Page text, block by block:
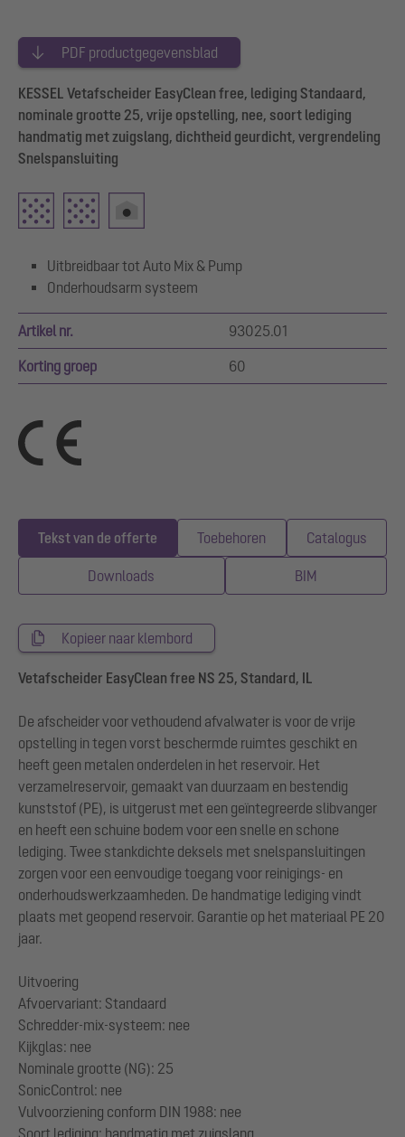
PDF productgegevensblad
KESSEL Vetafscheider EasyClean free, lediging Standaard,
nominale grootte 25, vrije opstelling, nee, soort lediging
handmatig met zuigslang, dichtheid geurdicht, vergrendeling
Snelspansluiting
Uitbreidbaar tot Auto Mix & Pump
Onderhoudsarm systeem
Artikel nr. 93025.01
Korting groep 60
Tekst van de offerte Toebehoren Catalogus
Downloads BIM
Kopieer naar klembord
Vetafscheider EasyClean free NS 25, Standard, IL
De afscheider voor vethoudend afvalwater is voor de vrije
opstelling in tegen vorst beschermde ruimtes geschikt en
heeft geen metalen onderdelen in het reservoir. Het
verzamelreservoir, gemaakt van duurzaam en bestendig
kunststof (PE), is uitgerust met een geïntegreerde slibvanger
en heeft een schuine bodem voor een snelle en schone
lediging. Twee stankdichte deksels met snelspansluitingen
zorgen voor een eenvoudige toegang voor reinigings- en
onderhoudswerkzaamheden. De handmatige lediging vindt
plaats met geopend reservoir. Garantie op het materiaal PE 20
jaar.
Uitvoering
Afvoervariant: Standaard
Schredder-mix-systeem: nee
Kijkglas: nee
Nominale grootte (NG): 25
SonicControl: nee
Vulvoorziening conform DIN 1988: nee